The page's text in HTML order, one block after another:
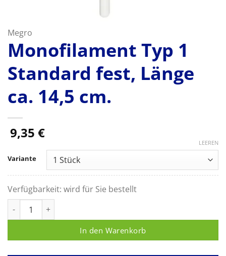
Megro
Monofilament Typ 1
Standard fest, Länge
ca. 14,5 cm.
9,35 €
Variante
LEEREN
Verfügbarkeit: wird für Sie bestellt
In den Warenkorb